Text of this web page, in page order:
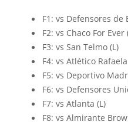
F1: vs Defensores de
F2: vs Chaco For Ever
F3: vs San Telmo (L)
F4: vs Atlético Rafaela
F5: vs Deportivo
F6: vs Defensores
F7: vs Atlanta (L)
F8: vs Almirante